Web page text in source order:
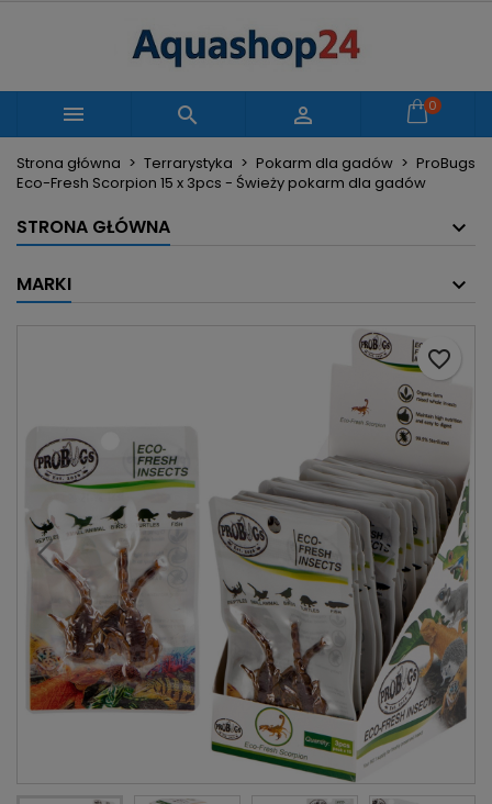
   0
Strona główna Terrarystyka Pokarm dla gadów
ProBugs
Eco-Fresh Scorpion 15 x 3pcs - Świeży pokarm dla gadów
STRONA GŁÓWNA
MARKI
favorite_border
Moje listy życzeń
add_circle_outline Utwórz nową listę
Utwórz listę życzeń
Nazwa listy życzeń
Zaloguj się
Musisz być zalogowany by zapisać produkty na
swojej liście życzeń.
Anuluj Zaloguj się